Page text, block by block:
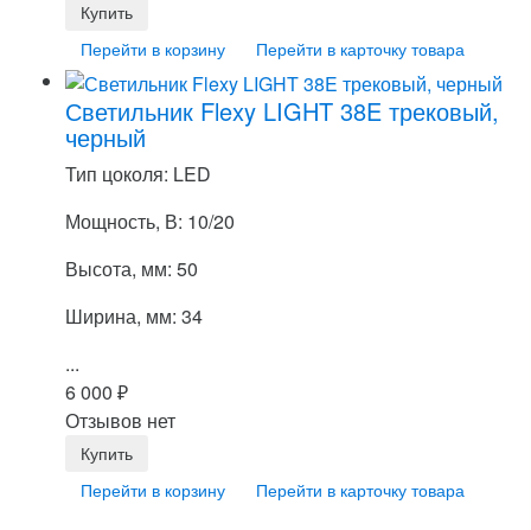
Перейти в корзину Перейти в карточку товара
Светильник Flexy LIGHT 38E трековый,
черный
Тип цоколя: LED
Мощность, В: 10/20
Высота, мм: 50
Ширина, мм: 34
...
6 000 ₽
Отзывов нет
Перейти в корзину Перейти в карточку товара